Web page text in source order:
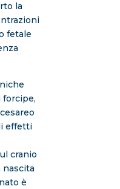
la
fetale
forcipe,
effetti
cranio
nascita
è